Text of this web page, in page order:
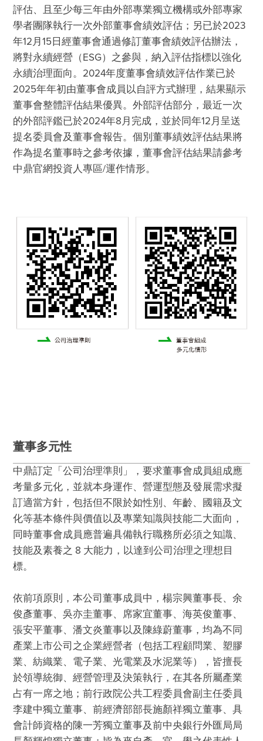
評估、且至少每三年由外部專業獨立機構或外部專家
學者團隊執行一次外部董事會績效評估；另已於2023
年12月15日經董事會通過修訂董事會績效評估辦法，
將對永續經營（ESG）之參與，納入評估指標以強化
永續治理面向。2024年度董事會績效評估作業已於
2025年年初由董事會成員以自評方式辦理，結果顯示
董事會整體評估結果優異。外部評估部分，最近一次
的外部評鑑已於2024年8月完成，並於同年12月呈送
提名委員會及董事會報告。個別董事績效評估結果將
作為提名董事時之參考依據，董事會評估結果請參考
中鼎官網投資人專區/運作情形。
董事多元性
中鼎訂定「公司治理準則」，要求董事會成員組成應
考量多元化，並就本身運作、營運型態及發展需求擬
訂適當方針，包括但不限於如性別、年齡、國籍及文
化等基本條件與價值以及專業知識與技能二大面向，
同時董事會成員應普遍具備執行職務所必須之知識、
技能及素養之 8 大能力，以達到公司治理之理想目
標。
依前項原則，本公司董事成員中，楊宗興董事⻑、余
俊彥董事、吳亦圭董事、席家宜董事、海英俊董事、
張安平董事、潘文炎董事以及陳綠蔚董事，均為不同
產業上市公司之企業經營者（包括⼯程顧問業、塑膠
業、紡織業、電⼦業、光電業及⽔泥業等），皆擅⻑
於領導統御、經營管理及決策執⾏，在其各所屬產業
占有⼀席之地；前⾏政院公共⼯程委員會副主任委員
李建中獨立董事、前經濟部部⻑施顏祥獨立董事、具
會計師資格的陳⼀芳獨立董事及前中央銀⾏外匯局局